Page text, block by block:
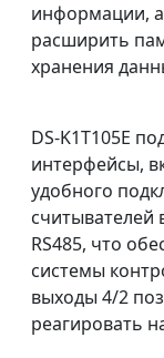
информации, а
расширить
хранения
DS-K1T105E
интерфейсы,
удобного
считывателей
RS485, что
системы
выходы 4/2
реагировать